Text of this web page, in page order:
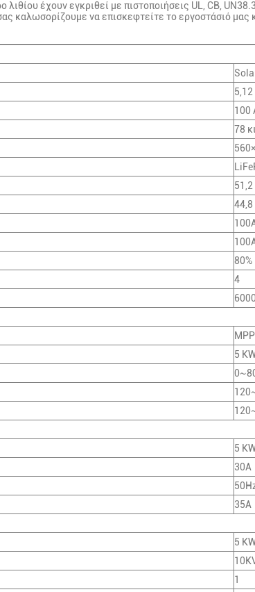
έχουν εγκριθεί με πιστοποιήσεις UL, CB,
καλωσορίζουμε να επισκεφτείτε το εργοστάσιό μας
5,12
100
78
51,2
44,8
80%
4
6000
5
5
30Α
35Α
5
1